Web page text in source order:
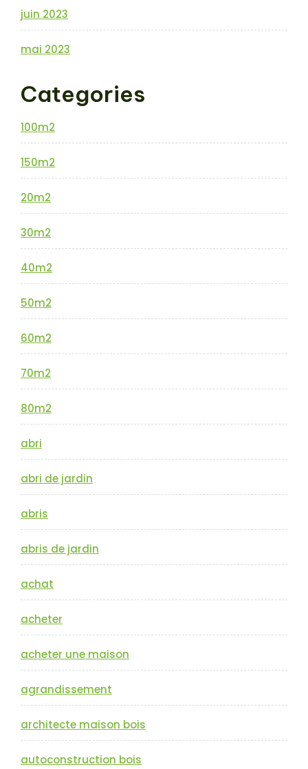
juin 2023
mai 2023
Categories
100m2
150m2
20m2
30m2
40m2
50m2
60m2
70m2
80m2
abri
abri de jardin
abris
abris de jardin
achat
acheter
acheter une maison
agrandissement
architecte maison bois
autoconstruction bois